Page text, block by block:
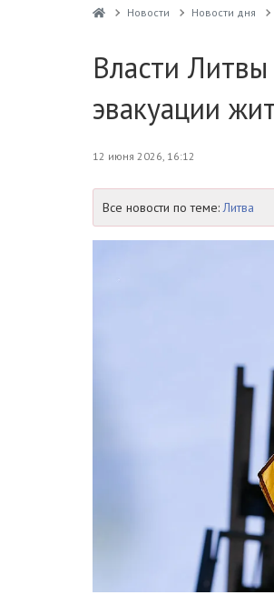
Новости Новости дня
Власти
эвакуации
12 июня 2026, 16:12
Все новости по теме:Литва